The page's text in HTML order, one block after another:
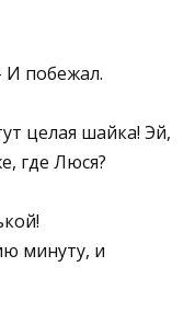
И побежал.
целая шайка! Эй,
где Люся?
минуту, и